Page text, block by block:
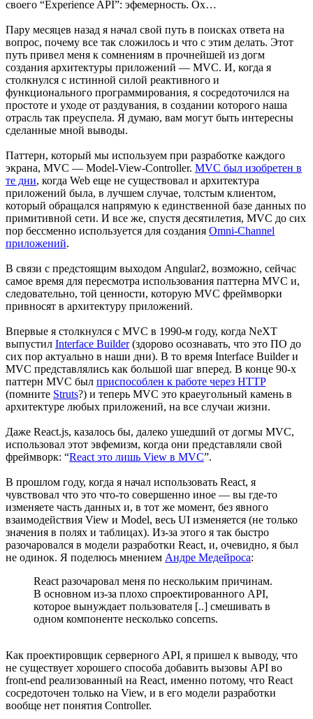
своего “Experience API”: эфемерность. Ох…
Пару месяцев назад я начал свой путь в поисках ответа на
вопрос, почему все так сложилось и что с этим делать. Этот
путь привел меня к сомнениям в прочнейшей из догм
создания архитектуры приложений — MVC. И, когда я
столкнулся с истинной силой реактивного и
функционального программирования, я сосредоточился на
простоте и уходе от раздувания, в создании которого наша
отрасль так преуспела. Я думаю, вам могут быть интересны
сделанные мной выводы.
Паттерн, который мы используем при разработке каждого
экрана, MVC — Model-View-Controller. MVC был изобретен в
те дни, когда Web еще не существовал и архитектура
приложений была, в лучшем случае, толстым клиентом,
который обращался напрямую к единственной базе данных по
примитивной сети. И все же, спустя десятилетия, MVC до сих
пор бессменно используется для создания Omni-Сhannel
приложений.
В связи с предстоящим выходом Angular2, возможно, сейчас
самое время для пересмотра использования паттерна MVC и,
следовательно, той ценности, которую MVC фреймворки
привносят в архитектуру приложений.
Впервые я столкнулся с MVC в 1990-м году, когда NeXT
выпустил Interface Builder(здорово осознавать, что это ПО до
сих пор актуально в наши дни). В то время Interface Builder и
MVC представлялись как большой шаг вперед. В конце 90-х
паттерн MVC был приспособлен к работе через HTTP
(помните Struts?) и теперь MVC это краеугольный камень в
архитектуре любых приложений, на все случаи жизни.
Даже React.js, казалось бы, далеко ушедший от догмы MVC,
использовал этот эвфемизм, когда они представляли свой
фреймворк: “React это лишь View в MVC”.
В прошлом году, когда я начал использовать React, я
чувствовал что это что-то совершенно иное — вы где-то
изменяете часть данных и, в тот же момент, без явного
взаимодействия View и Model, весь UI изменяется (не только
значения в полях и таблицах). Из-за этого я так быстро
разочаровался в модели разработки React, и, очевидно, я был
не одинок. Я поделюсь мнением Андре Медейроса:
React разочаровал меня по нескольким причинам.
В основном из-за плохо спроектированного API,
которое вынуждает пользователя [..] смешивать в
одном компоненте несколько concerns.
Как проектировщик серверного API, я пришел к выводу, что
не существует хорошего способа добавить вызовы API во
front-end реализованный на React, именно потому, что React
сосредоточен только на View, и в его модели разработки
вообще нет понятия Controller.